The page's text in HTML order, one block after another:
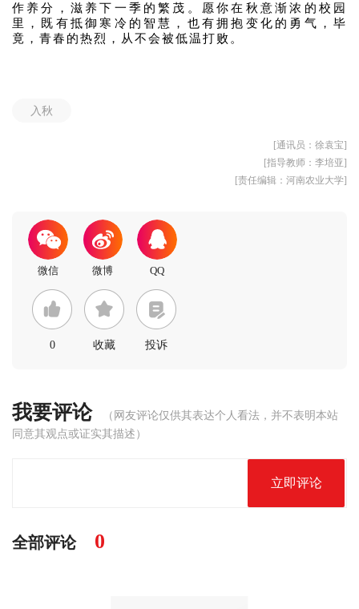
作养分，滋养下一季的繁茂。愿你在秋意渐浓的校园
里，既有抵御寒冷的智慧，也有拥抱变化的勇气，毕
竟，青春的热烈，从不会被低温打败。
入秋
[通讯员：徐袁宝]
[指导教师：李培亚]
[责任编辑：河南农业大学]
0 收藏 投诉
我要评论
（网友评论仅供其表达个人看法，并不表明本站
同意其观点或证实其描述）
立即评论
全部评论 0